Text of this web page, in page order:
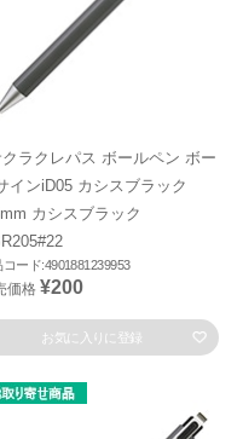
ラクレパス ボールペン ボー
インiD05 カシスブラック
カシスブラック
コード:4901881239953
価格 ¥200
お気に入りに登録